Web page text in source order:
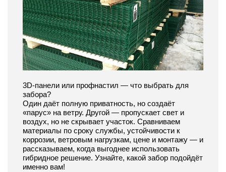
3D-панели или профнастил — что выбрать для
забора?
Один даёт полную приватность, но создаёт
«парус» на ветру. Другой — пропускает свет и
воздух, но не скрывает участок. Сравниваем
материалы по сроку службы, устойчивости к
коррозии, ветровым нагрузкам, цене и монтажу — и
рассказываем, когда выгоднее использовать
гибридное решение. Узнайте, какой забор подойдёт
именно вам!